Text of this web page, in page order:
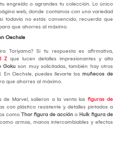
engreído o agrandes tu colección. Lo único
web, donde contamos con una variedad
todavía no estás convencido, recuerda que
que ahorres al máximo.
Oechsle
Toriyama? Si tu respuesta es afirmativa,
Z que lucen detalles impresionantes y alta
Goku son muy solicitadas, también hay otros
En Oechsle, puedes llevarte los muñecos de
que ahorres al máximo.
de Marvel, salieron a la venta las figuras de
con plástico resistente y detalles pintados a
como Thor figura de acción o Hulk figura de
armas, manos intercambiables y efectos